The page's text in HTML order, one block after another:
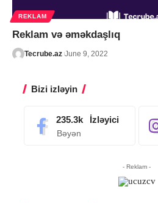
REKLAM
Reklam və əməkdaşlıq
Tecrube.az June 9, 2022
Bizi izləyin
235.3k İzləyici
Bəyən
- Reklam -